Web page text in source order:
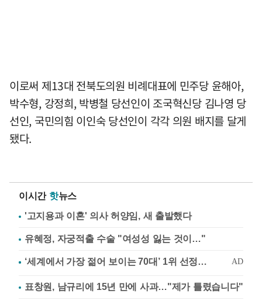
이로써 제13대 전북도의원 비례대표에 민주당 윤해아,
박수형, 강정희, 박병철 당선인이 조국혁신당 김나영 당
선인, 국민의힘 이인숙 당선인이 각각 의원 배지를 달게
됐다.
이시간 핫뉴스
'고지용과 이혼' 의사 허양임, 새 출발했다
유혜정, 자궁적출 수술 "여성성 잃는 것이…"
표창원, 남규리에 15년 만에 사과…"제가 틀렸습니다"